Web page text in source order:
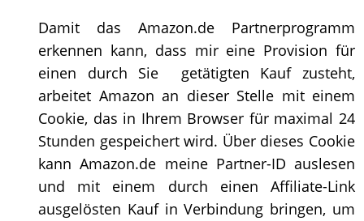
Damit das Amazon.de Partnerprogramm
erkennen kann, dass mir eine Provision für
einen durch Sie getätigten Kauf zusteht,
arbeitet Amazon an dieser Stelle mit einem
Cookie, das in Ihrem Browser für maximal 24
Stunden gespeichert wird. Über dieses Cookie
kann Amazon.de meine Partner-ID auslesen
und mit einem durch einen Affiliate-Link
ausgelösten Kauf in Verbindung bringen, um